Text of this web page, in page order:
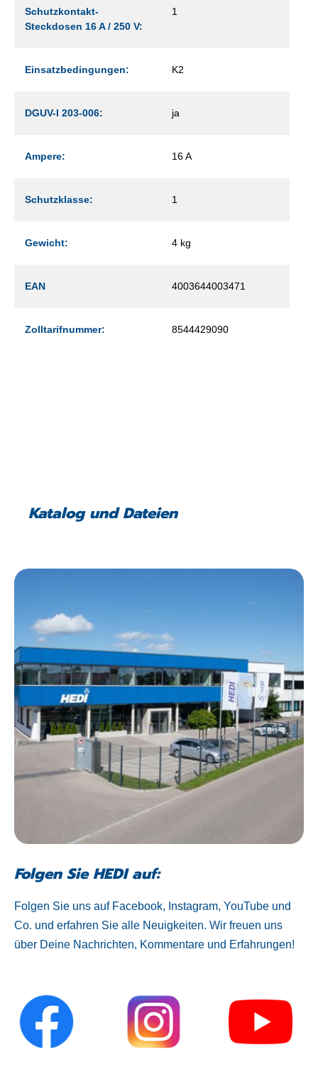
Schutzkontakt-
Steckdosen 16 A / 250 V:
1
Einsatzbedingungen: K2
DGUV-I 203-006: ja
Ampere: 16 A
Schutzklasse: 1
Gewicht: 4 kg
EAN 4003644003471
Zolltarifnummer: 8544429090
Katalog und Dateien
Folgen Sie HEDI auf:
Folgen Sie uns auf Facebook, Instagram, YouTube und
Co. und erfahren Sie alle Neuigkeiten. Wir freuen uns
über Deine Nachrichten, Kommentare und Erfahrungen!